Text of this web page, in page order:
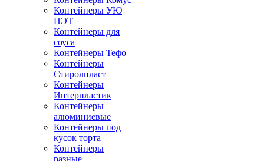
Контейнеры УЮ
ПЭТ
Контейнеры для
соуса
Контейнеры Тефо
Контейнеры
Стиролпласт
Контейнеры
Интерпластик
Контейнеры
алюминиевые
Контейнеры под
кусок торта
Контейнеры
разные